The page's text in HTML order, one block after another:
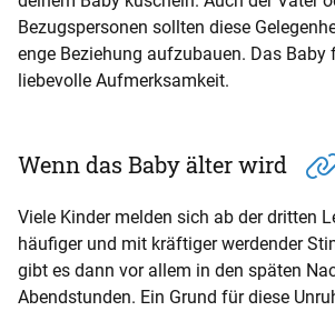
Bezugspersonen sollten diese
enge Beziehung aufzubauen. Das Baby
liebevolle Aufmerksamkeit.
Wenn das Baby älter wird
Viele Kinder melden sich ab der dritten
häufiger und mit kräftiger werdender
gibt es dann vor allem in den späten
Abendstunden. Ein Grund für diese